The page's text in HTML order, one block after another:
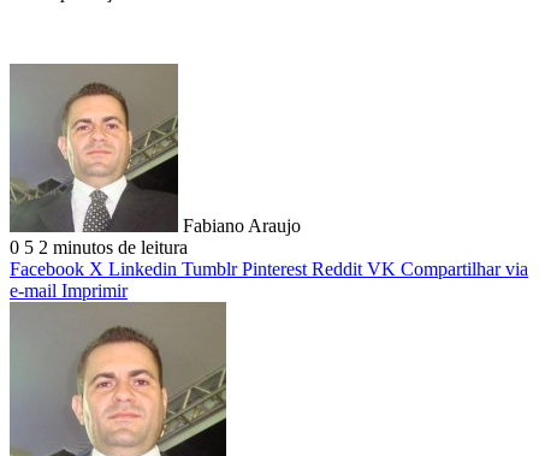
Fabiano Araujo
0 5 2 minutos de leitura
Facebook X Linkedin Tumblr Pinterest Reddit VK Compartilhar via
e-mail Imprimir